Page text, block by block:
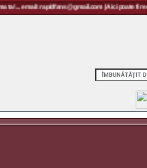
email: rapidfans@gmail.com | Aici poate fi